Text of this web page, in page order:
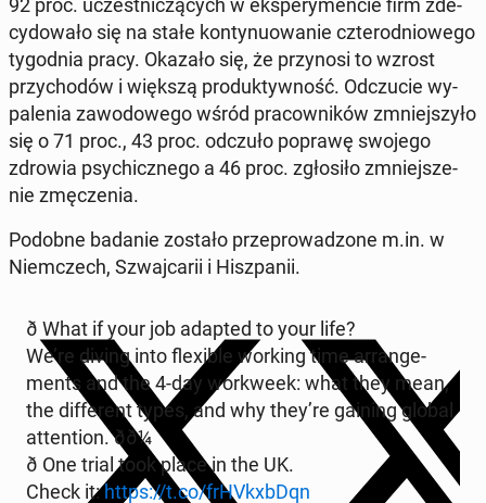
92 proc. uczest­ni­czą­cych w eks­pe­ry­men­cie firm zde­
cy­do­wa­ło się na stałe kon­ty­nu­owa­nie czte­ro­dnio­we­go
ty­go­dnia pracy. Okazało się, że przy­no­si to wzrost
przy­cho­dów i większą pro­duk­tyw­ność. Od­czu­cie wy­
pa­le­nia za­wo­do­we­go wśród pra­cow­ni­ków zmniej­szy­ło
się o 71 proc., 43 proc. odczuło poprawę swojego
zdrowia psy­chicz­ne­go a 46 proc. zgło­si­ło zmniej­sze­
nie zmę­cze­nia.
Podobne badanie zostało prze­pro­wa­dzo­ne m.in. w
Niem­czech, Szwaj­ca­rii i Hisz­pa­nii.
ð What if your job adapted to your life?
We’re diving into fle­xi­ble working time ar­ran­ge­
ments and the 4-day wor­kwe­ek: what they mean,
the dif­fe­rent types, and why they’re gaining global
at­ten­tion. ðð¼
ð One trial took place in the UK.
Check it:https://t.co/frHVkxb­Dqn